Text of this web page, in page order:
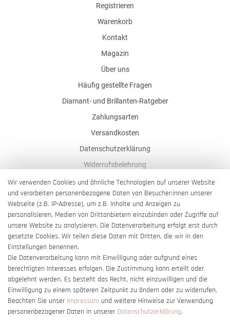
Registrieren
Warenkorb
Kontakt
Magazin
Über uns
Häufig gestellte Fragen
Diamant- und Brillanten-Ratgeber
Zahlungsarten
Versandkosten
Datenschutzerklärung
Widerrufsbelehrung
AGB
Impressum
Barrierefreiheitserklärung
Vertrag widerrufen
Wir verwenden Cookies und ähnliche Technologien auf unserer Website
und verarbeiten personenbezogene Daten von Besucher:innen unserer
Webseite (z.B. IP-Adresse), um z.B. Inhalte und Anzeigen zu
personalisieren, Medien von Drittanbietern einzubinden oder Zugriffe auf
unsere Website zu analysieren. Die Datenverarbeitung erfolgt erst durch
gesetzte Cookies. Wir teilen diese Daten mit Dritten, die wir in den
Einstellungen benennen.
Die Datenverarbeitung kann mit Einwilligung oder aufgrund eines
berechtigten Interesses erfolgen. Die Zustimmung kann erteilt oder
abgelehnt werden. Es besteht das Recht, nicht einzuwilligen und die
Einwilligung zu einem späteren Zeitpunkt zu ändern oder zu widerrufen.
Beachten Sie unser Impressum und weitere Hinweise zur Verwendung
personenbezogener Daten in unserer Daten­schutz­erklärung.